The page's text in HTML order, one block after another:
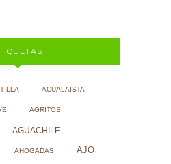
ACUALAISTA
AGRITOS
AGUACHILE
AHOGADAS AJO